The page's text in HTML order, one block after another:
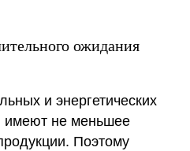
ожидания
и энергетических
имеют не меньшее
Поэтому